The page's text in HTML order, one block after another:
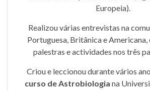
Europeia).
Realizou várias entrevistas na
Portuguesa, Britânica e Americana,
palestras e actividades nos três
Criou e leccionou durante vários
curso de Astrobiologia na